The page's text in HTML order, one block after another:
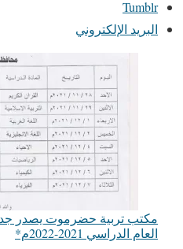
Tumblr
البريد الإلكتروني
مكتب تربية حضرموت يصدر
العام الدراسي 2021-2022م*